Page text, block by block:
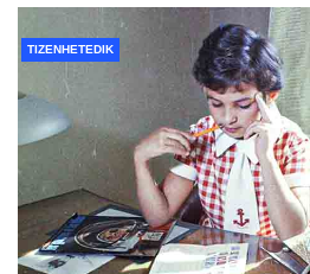
TIZENHETEDIK